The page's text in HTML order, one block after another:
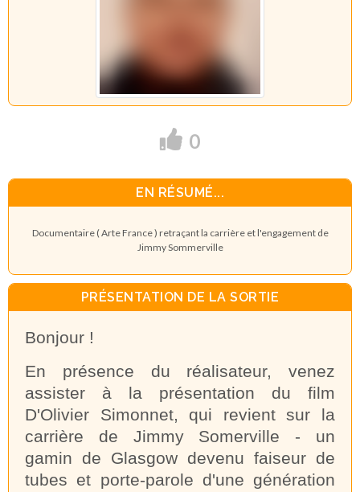
0
EN RÉSUMÉ...
Documentaire ( Arte France ) retraçant la carrière et l'engagement de
Jimmy Sommerville
PRÉSENTATION DE LA SORTIE
Bonjour !
En présence du réalisateur, venez
assister à la présentation du film
D'Olivier Simonnet, qui revient sur la
carrière de Jimmy Somerville - un
gamin de Glasgow devenu faiseur de
tubes et porte-parole d'une génération